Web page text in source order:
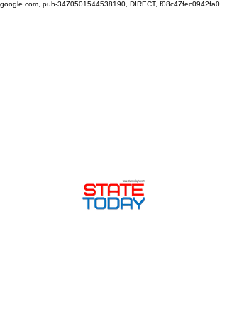
google.com, pub-3470501544538190, DIRECT, f08c47fec0942fa0